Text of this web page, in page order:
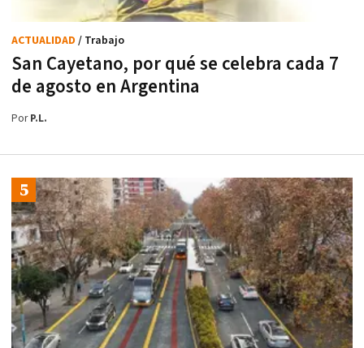
San Cayetano, por qué se celebra cada 7
de agosto en Argentina
ACTUALIDAD / Trabajo
PorP.L.